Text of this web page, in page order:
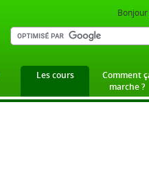
Bonjour
Les cours
Comment
marche ?